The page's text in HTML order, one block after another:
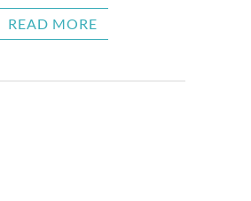
READ MORE